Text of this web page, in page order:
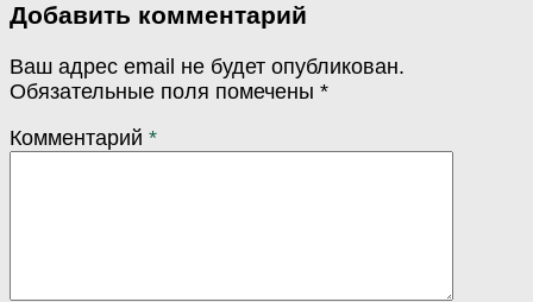
Добавить комментарий
Ваш адрес email не будет опубликован.
Обязательные поля помечены *
Комментарий *